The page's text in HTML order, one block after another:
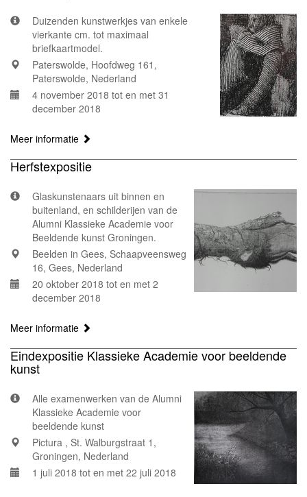
Duizenden kunstwerkjes van enkele
vierkante cm. tot maximaal
briefkaartmodel.
Paterswolde, Hoofdweg 161,
Paterswolde, Nederland
4 november 2018 tot en met 31
december 2018
Meer informatie
Herfstexpositie
Glaskunstenaars uit binnen en
buitenland, en schilderijen van de
Alumni Klassieke Academie voor
Beeldende kunst Groningen.
Beelden in Gees, Schaapveensweg
16, Gees, Nederland
20 oktober 2018 tot en met 2
december 2018
Meer informatie
Eindexpositie Klassieke Academie voor beeldende
kunst
Alle examenwerken van de Alumni
Klassieke Academie voor
beeldende kunst
Pictura , St. Walburgstraat 1,
Groningen, Nederland
1 juli 2018 tot en met 22 juli 2018